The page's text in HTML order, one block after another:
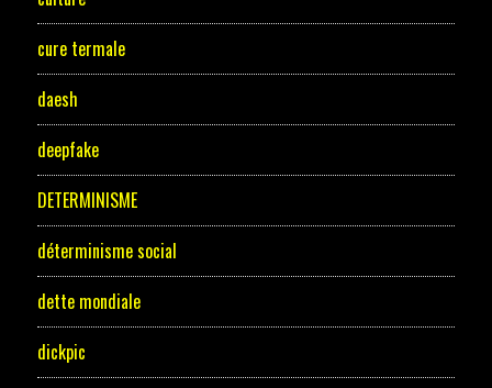
cure termale
daesh
deepfake
DETERMINISME
déterminisme social
dette mondiale
dickpic